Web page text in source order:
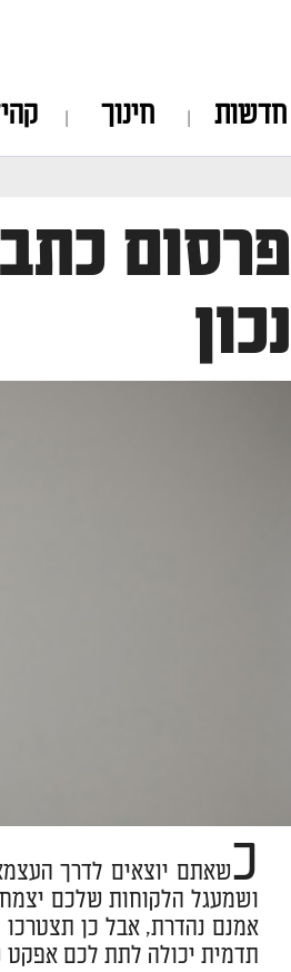
חדשות חינוך
פרסום
נכון
כשאתם יוצאים לדרך
ושמעגל הלקוחות שלכם
אמנם נהדרת, אבל כן
תדמית יכולה לתת לכם אפקט